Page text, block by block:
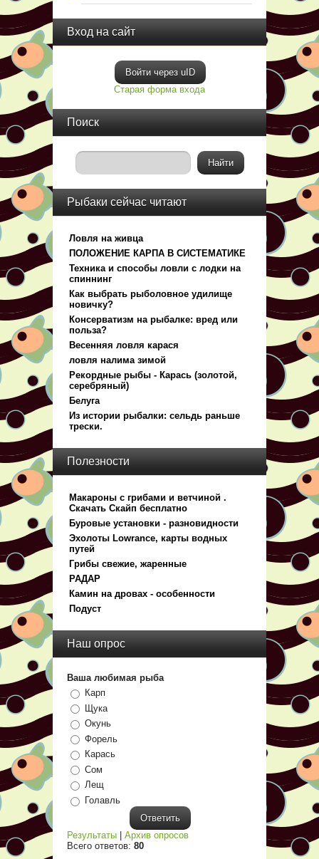
Вход на сайт
Войти через uID
Старая форма входа
Поиск
Рыбаки сейчас читают
Ловля на живца
ПОЛОЖЕНИЕ КАРПА В СИСТЕМАТИКЕ
Техника и способы ловли с лодки на
спиннинг
Как выбрать рыболовное удилище
новичку?
Консерватизм на рыбалке: вред или
польза?
Весенняя ловля карася
ловля налима зимой
Рекордные рыбы - Карась (золотой,
серебряный)
Белуга
Из истории рыбалки: сельдь раньше
трески.
Полезности
Макароны с грибами и ветчиной .
Скачать Скайп бесплатно
Буровые установки - разновидности
Эхолоты Lowrance, карты водных
путей
Грибы свежие, жаренные
РАДАР
Камин на дровах - особенности
Подуст
Наш опрос
Ваша любимая рыба
Карп
Щука
Окунь
Форель
Карась
Сом
Лещ
Голавль
Результаты | Архив опросов
Всего ответов: 80